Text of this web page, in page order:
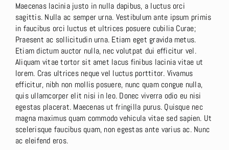
Maecenas lacinia justo in nulla dapibus, a luctus orci
sagittis. Nulla ac semper urna. Vestibulum ante ipsum primis
in faucibus orci luctus et ultrices posuere cubilia Curae;
Praesent ac sollicitudin urna. Etiam eget gravida metus.
Etiam dictum auctor nulla, nec volutpat dui efficitur vel.
Aliquam vitae tortor sit amet lacus finibus lacinia vitae ut
lorem. Cras ultrices neque vel luctus porttitor. Vivamus
efficitur, nibh non mollis posuere, nunc quam congue nulla,
quis ullamcorper elit nisi in leo. Donec viverra odio eu nisi
egestas placerat. Maecenas ut fringilla purus. Quisque nec
magna maximus quam commodo vehicula vitae sed sapien. Ut
scelerisque faucibus quam, non egestas ante varius ac. Nunc
ac eleifend eros.